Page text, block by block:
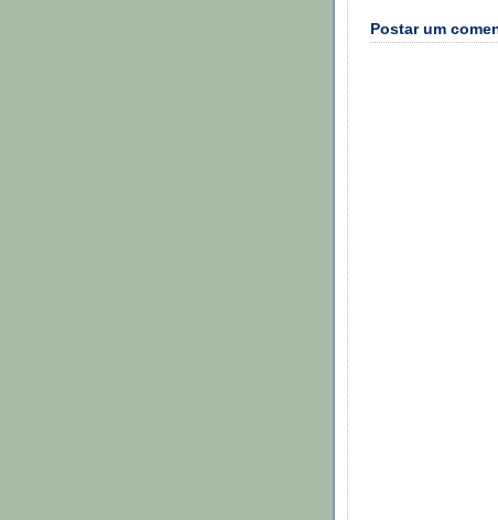
Postar um